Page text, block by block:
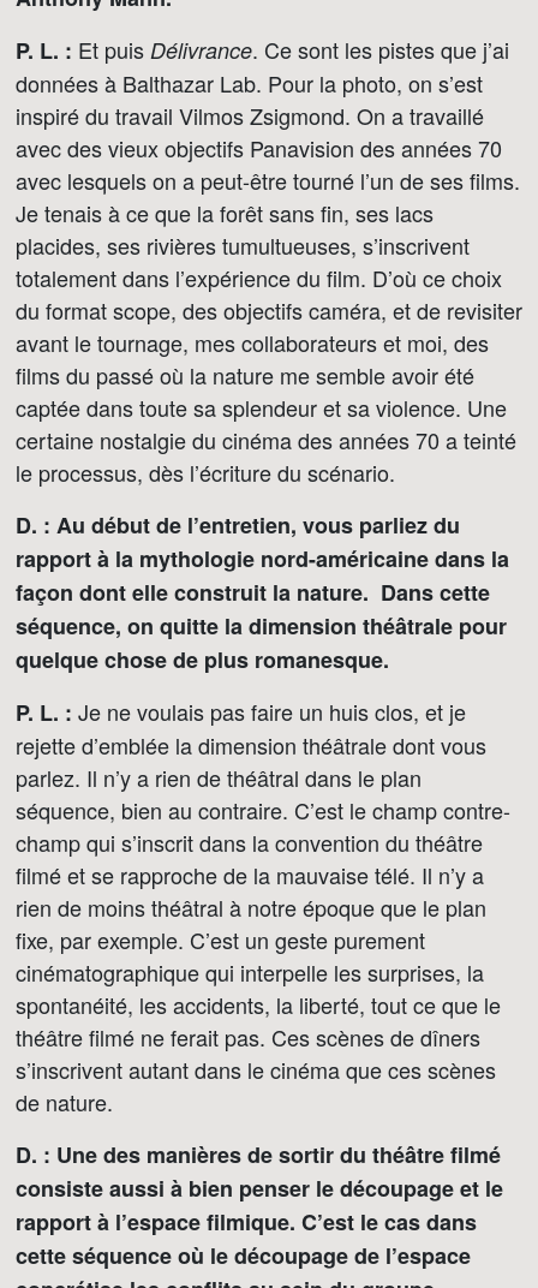
P. L. : Et puis Délivrance. Ce sont les pistes que j’ai
données à Balthazar Lab. Pour la photo, on s’est
inspiré du travail Vilmos Zsigmond. On a travaillé
avec des vieux objectifs Panavision des années 70
avec lesquels on a peut-être tourné l’un de ses films.
Je tenais à ce que la forêt sans fin, ses lacs
placides, ses rivières tumultueuses, s’inscrivent
totalement dans l’expérience du film. D’où ce choix
du format scope, des objectifs caméra, et de revisiter
avant le tournage, mes collaborateurs et moi, des
films du passé où la nature me semble avoir été
captée dans toute sa splendeur et sa violence. Une
certaine nostalgie du cinéma des années 70 a teinté
le processus, dès l’écriture du scénario.
D. : Au début de l’entretien, vous parliez du
rapport à la mythologie nord-américaine dans la
façon dont elle construit la nature. Dans cette
séquence, on quitte la dimension théâtrale pour
quelque chose de plus romanesque.
P. L. : Je ne voulais pas faire un huis clos, et je
rejette d’emblée la dimension théâtrale dont vous
parlez. Il n’y a rien de théâtral dans le plan
séquence, bien au contraire. C’est le champ contre-
champ qui s’inscrit dans la convention du théâtre
filmé et se rapproche de la mauvaise télé. Il n’y a
rien de moins théâtral à notre époque que le plan
fixe, par exemple. C’est un geste purement
cinématographique qui interpelle les surprises, la
spontanéité, les accidents, la liberté, tout ce que le
théâtre filmé ne ferait pas. Ces scènes de dîners
s’inscrivent autant dans le cinéma que ces scènes
de nature.
D. : Une des manières de sortir du théâtre filmé
consiste aussi à bien penser le découpage et le
rapport à l’espace filmique. C’est le cas dans
cette séquence où le découpage de l’espace